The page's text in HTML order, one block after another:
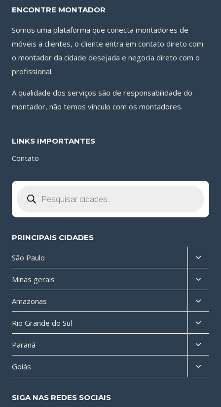
ENCONTRE MONTADOR
Somos uma plataforma que conecta montadores de
móveis a clientes, o cliente entra em contato direto com
o montador da cidade desejada e negocia direto com o
profissional.
A qualidade dos serviços são de responsabilidade do
montador, não temos vínculo com os montadores.
LINKS IMPORTANTES
Contato
produtos
PRINCIPAIS CIDADES
São Paulo
menu
filho
Minas gerais
menu
filho
Amazonas
menu
filho
Rio Grande do Sul
menu
filho
Paraná
menu
filho
Goiás
menu
SIGA NAS REDES SOCIAIS